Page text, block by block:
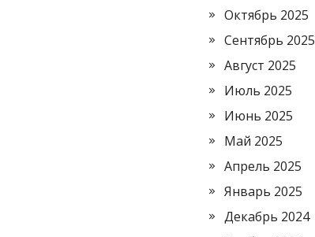
Октябрь 2025
Сентябрь 2025
Август 2025
Июль 2025
Июнь 2025
Май 2025
Апрель 2025
Январь 2025
Декабрь 2024